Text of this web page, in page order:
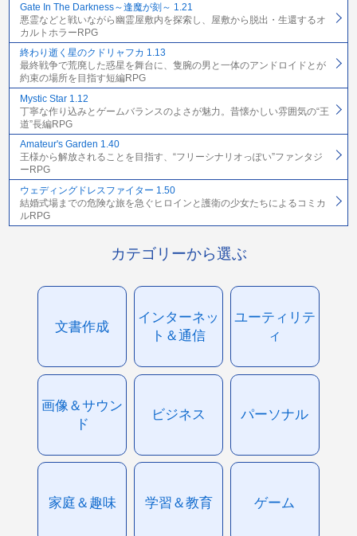
Gate In The Darkness～逢魔が刻～ 1.21
悪霊などと戦いながら幽霊屋敷内を探索し、屋敷から脱出・生還するオ
カルトホラーRPG
終わり逝く星のクドリャフカ 1.13
最終戦争で荒廃した惑星を舞台に、隻腕の男と一体のアンドロイドとが
約束の場所を目指す短編RPG
Mystic Star 1.12
丁寧な作り込みとゲームバランスのよさが魅力。昔懐かしい雰囲気の“王
道”長編RPG
Amateur's Garden 1.40
王様から解放されることを目指す、“フリーシナリオっぽい”ファンタジ
ーRPG
ウェディングドレスファイター 1.50
結婚式場までの危険な旅を急ぐヒロインと護衛の少女たちによるコミカ
ルRPG
カテゴリーから選ぶ
文書作成
インターネッ
ト＆通信
ユーティリテ
ィ
画像＆サウン
ド
ビジネス パーソナル
家庭＆趣味 学習＆教育 ゲーム